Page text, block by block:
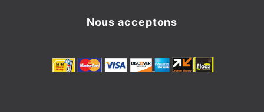
Nous acceptons